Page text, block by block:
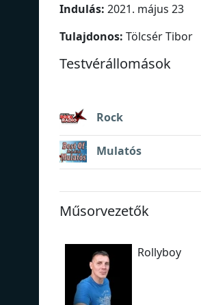
Indulás: 2021. május 23
Tulajdonos: Tölcsér Tibor
Testvérállomások
Rock
Mulatós
Műsorvezetők
Rollyboy